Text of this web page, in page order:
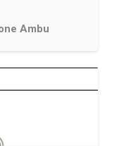
Ambu